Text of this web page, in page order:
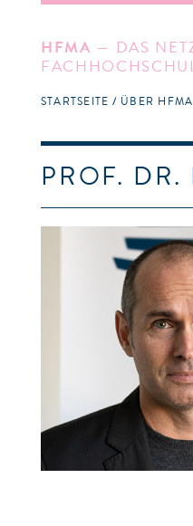
HFMA — DAS
STARTSEITE ÜBER HFMA
PROF. DR.